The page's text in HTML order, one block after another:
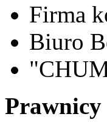
Firma
Biuro
Prawnicy